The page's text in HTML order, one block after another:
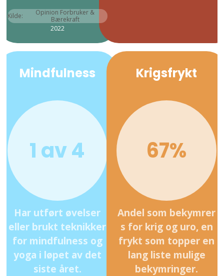
Kilde:
Opinion Forbruker &
Bærekraft
2022
Mindfulness
1 av 4
Har utført øvelser
eller brukt teknikker
for mindfulness og
yoga i løpet av det
siste året.
Krigsfrykt
67%
Andel som bekymrer
s for krig og uro, en
frykt som topper en
lang liste mulige
bekymringer.